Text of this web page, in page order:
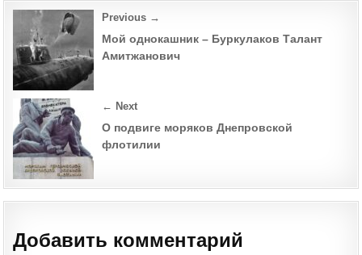
Post
navigation
Previous →
Мой однокашник – Буркулаков Талант
Амитжанович
← Next
О подвиге моряков Днепровской
флотилии
Добавить комментарий